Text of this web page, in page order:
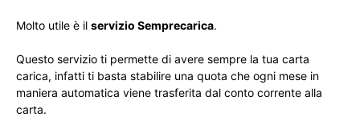
Molto utile è il servizio Semprecarica.
Questo servizio ti permette di avere sempre la tua carta
carica, infatti ti basta stabilire una quota che ogni mese in
maniera automatica viene trasferita dal conto corrente alla
carta.